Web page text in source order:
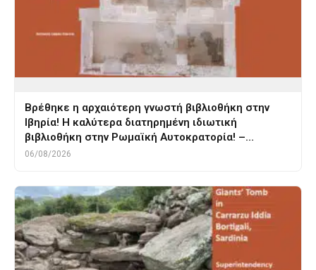
Βρέθηκε η αρχαιότερη γνωστή βιβλιοθήκη στην
Ιβηρία! Η καλύτερα διατηρημένη ιδιωτική
βιβλιοθήκη στην Ρωμαϊκή Αυτοκρατορία! –…
06/08/2026